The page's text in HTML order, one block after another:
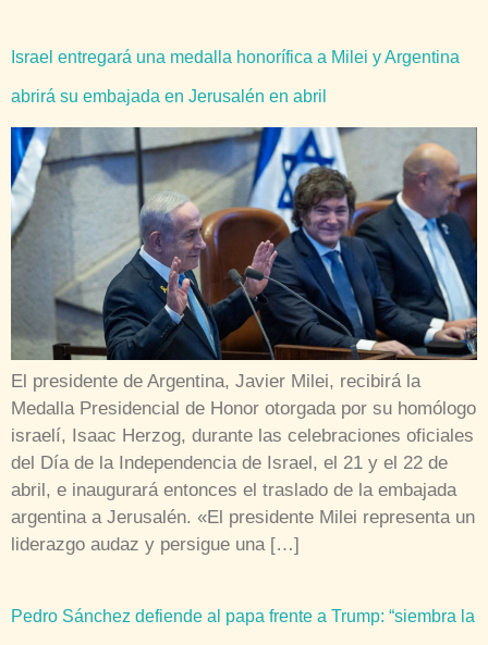
Israel entregará una medalla honorífica a Milei y Argentina
abrirá su embajada en Jerusalén en abril
El presidente de Argentina, Javier Milei, recibirá la
Medalla Presidencial de Honor otorgada por su homólogo
israelí, Isaac Herzog, durante las celebraciones oficiales
del Día de la Independencia de Israel, el 21 y el 22 de
abril, e inaugurará entonces el traslado de la embajada
argentina a Jerusalén. «El presidente Milei representa un
liderazgo audaz y persigue una […]
Pedro Sánchez defiende al papa frente a Trump: “siembra la